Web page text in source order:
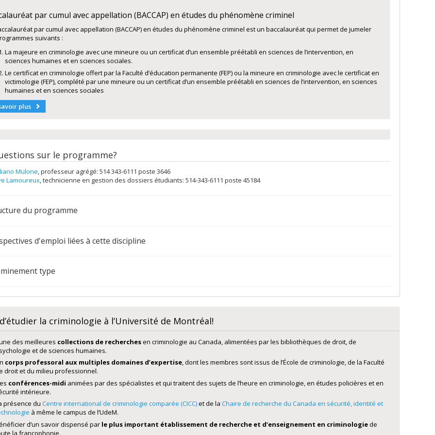
par cumul avec appellation (BACCAP) en études du phénomène criminel
par cumul avec appellation (BACCAP) en études du phénomène criminel est un baccalauréat qui permet de jumeler
suivants :
La majeure en criminologie avec une mineure ou un certificat d’un ensemble préétabli en sciences de l’intervention, en
sciences humaines et en sciences sociales.
Le certificat en criminologie offert par la Faculté d’éducation permanente (FEP) ou la mineure en criminologie avec le certificat en
victimologie (FEP), complété par une mineure ou un certificat d’un ensemble préétabli en sciences de l’intervention, en sciences
humaines et en sciences sociales
plus
sur le programme?
Mulone, professeur agrégé: 514 343-6111 poste 3646
Lamoureux, technicienne en gestion des dossiers étudiants: 514-343-6111 poste 45184
du programme
d'emploi liées à cette discipline
type
la criminologie à l’Université de Montréal!
des meilleures collections de recherchesen criminologie au Canada, alimentées par les bibliothèques de droit, de
et de sciences humaines.
corps professoral aux multiples domaines d’expertise, dont les membres sont issus de l’École de criminologie, de la Faculté
droit et du milieu professionnel.
conférences-midi animées par des spécialistes et qui traitent des sujets de l’heure en criminologie, en études policières et en
intérieure.
présence du Centre international de criminologie comparée (CICC)et de la Chaire de recherche du Canada en sécurité, identité et
à même le campus de l’UdeM.
d’un savoir dispensé par le plus important établissement de recherche et d’enseignement en criminologiede
la francophonie.